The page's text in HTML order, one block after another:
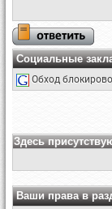
Социальные
Обход
Здесь
Ваши права в